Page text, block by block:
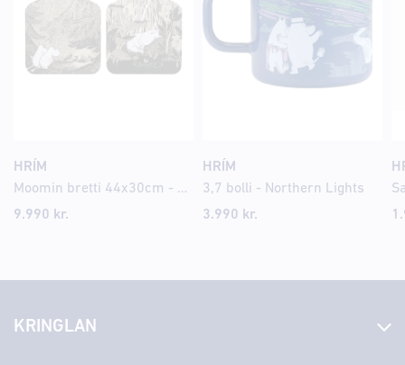
HRÍM
Moomin bretti 44x30cm - The Pond
9.990 kr.
HRÍM
3,7 bolli - Northern Lights
3.990 kr.
KRINGLAN